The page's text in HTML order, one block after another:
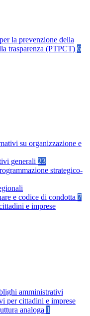
la prevenzione della
trasparenza (PTPCT) 6
su organizzazione e
generali 23
strategico-
e codice di condotta 7
e imprese
amministrativi
per cittadini e imprese
analoga 1